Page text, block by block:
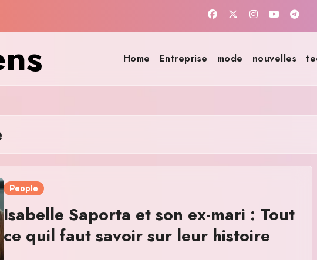
Home Entreprise mode nouvelles
People
Isabelle Saporta et son ex-mari : Tout
ce quil faut savoir sur leur histoire